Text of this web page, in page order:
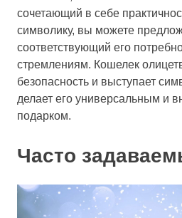
сочетающий в себе
символику, вы можете
соответствующий его
стремлениям. Кошелек
безопасность и выступает
делает его универсальным и
подарком.
Часто